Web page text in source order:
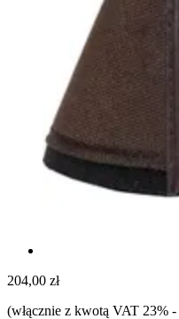
204,00 zł
(włącznie z kwotą VAT 23% -